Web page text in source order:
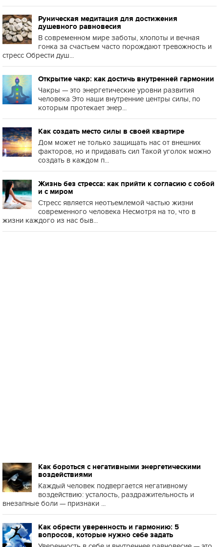
Руническая медитация для достижения
душевного равновесия
В современном мире заботы, хлопоты и вечная
гонка за счастьем часто порождают тревожность и
стресс Обрести душ...
Открытие чакр: как достичь внутренней гармонии
Чакры — это энергетические уровни развития
человека Это наши внутренние центры силы, по
которым протекает энер...
Как создать место силы в своей квартире
Дом может не только защищать нас от внешних
факторов, но и придавать сил Такой уголок можно
создать в каждом п...
Жизнь без стресса: как прийти к согласию с собой
и с миром
Стресс является неотъемлемой частью жизни
современного человека Несмотря на то, что в
жизни каждого из нас быв...
Как бороться с негативными энергетическими
воздействиями
Каждый человек подвергается негативному
воздействию: усталость, раздражительность и
внезапные боли — признаки ...
Как обрести уверенность и гармонию: 5
вопросов, которые нужно себе задать